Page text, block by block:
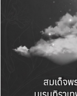
กับโมเดลธุรกิ
ธุรกิจค้าส่งที่พ
งานสร้างอาชี
ของจังหวัดให้